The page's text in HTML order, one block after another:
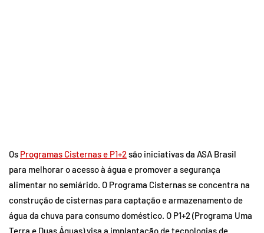
Os Programas Cisternas e P1+2são iniciativas da ASA Brasil
para melhorar o acesso à água e promover a segurança
alimentar no semiárido. O Programa Cisternas se concentra na
construção de cisternas para captação e armazenamento de
água da chuva para consumo doméstico. O P1+2 (Programa Uma
Terra e Duas Águas) visa a implantação de tecnologias de